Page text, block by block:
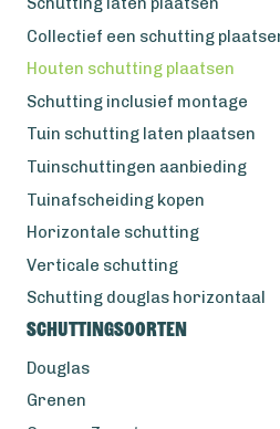
Collectief een schutting
Houten schutting plaatsen
Schutting inclusief montage
Tuin schutting laten plaatsen
Tuinschuttingen aanbieding
Tuinafscheiding kopen
Horizontale schutting
Verticale schutting
Schutting douglas horizontaal
Schuttingsoorten
Douglas
Grenen